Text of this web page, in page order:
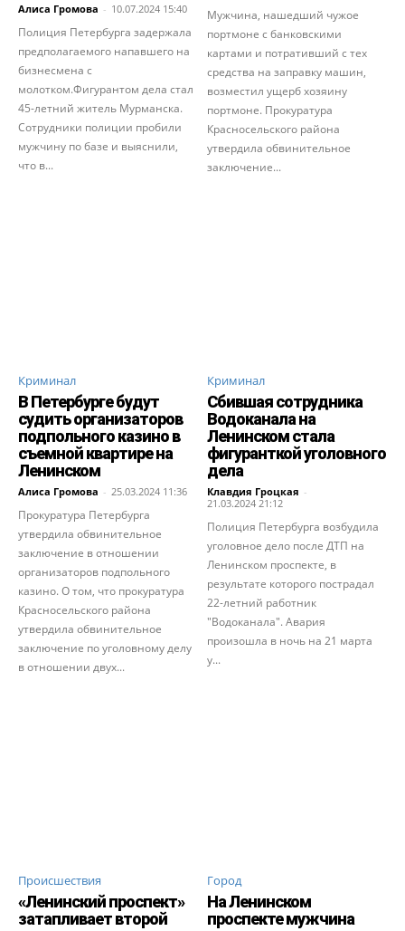
Алиса Громова - 10.07.2024 15:40
Полиция Петербурга задержала
предполагаемого напавшего на
бизнесмена с
молотком.Фигурантом дела стал
45-летний житель Мурмaнска.
Сотрудники полиции пробили
мужчину по базе и выяснили,
что в...
Мужчина, нашедший чужое
портмоне с банковскими
картами и потративший с тех
средства на заправку машин,
возместил ущерб хозяину
портмоне. Прокуратура
Красносельского района
утвердила обвинительное
заключение...
Криминал
В Петербурге будут
судить организаторов
подпольного казино в
съемной квартире на
Ленинском
Алиса Громова - 25.03.2024 11:36
Прокуратура Петербурга
утвердила обвинительное
заключение в отношении
организаторов подпольного
казино. О том, что прокуратура
Красносельского района
утвердила обвинительное
заключение по уголовному делу
в отношении двух...
Криминал
Сбившая сотрудника
Водоканала на
Ленинском стала
фигуранткой уголовного
дела
Клавдия Гроцкая -
21.03.2024 21:12
Полиция Петербурга возбудила
уголовное дело после ДТП на
Ленинском проспекте, в
результате которого пострадал
22-летний работник
"Водоканала". Авария
произошла в ночь на 21 марта
у...
Происшествия
«Ленинский проспект»
затапливает второй
Город
На Ленинском
проспекте мужчина